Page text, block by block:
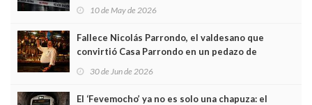
edificio y las cámaras captan sus últimos minutos
10 de May de 2026
Fallece Nicolás Parrondo, el valdesano que
convirtió Casa Parrondo en un pedazo de
Asturias en Madrid
30 de Jun de 2026
El ‘Fevemocho’ ya no es solo una chapuza: el